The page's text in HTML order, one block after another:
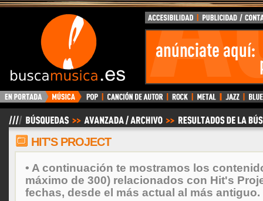
BuscaMusica.es
HIT'S PROJECT
• A continuación te mostramos los
máximo de 300) relacionados con Hit's
fechas, desde el más actual al más antiguo.